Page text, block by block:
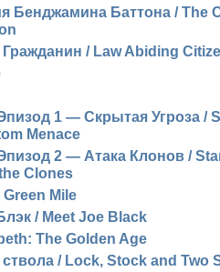
Бенджамина Баттона / The
/ Law Abiding
1 — Скрытая Угроза /
Menace
2 — Атака Клонов /
Clones
Mile
/ Meet Joe Black
The Golden Age
/ Lock, Stock and Two